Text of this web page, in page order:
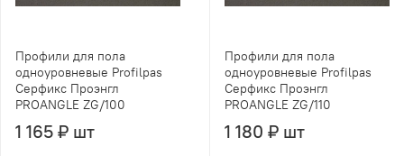
Профили для пола
одноуровневые Profilpas
Серфикс Проэнгл
PROANGLE ZG/100
1 165 ₽ шт
Профили для пола
одноуровневые Profilpas
Серфикс Проэнгл
PROANGLE ZG/110
1 180 ₽ шт